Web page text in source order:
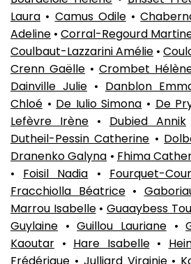
Laura • Camus Odile•
Adeline • Corral-Regourd
Coulbaut-Lazzarini Amélie •
Crenn Gaëlle • Crombet
Dainville Julie • Danblon
Chloé • De Iulio Simona • De
Lefèvre Irène • Dubied Annik
Dutheil-Pessin Catherine •
Dranenko Galyna • Fhima
• Foisil Nadia • Fourquet-
Fracchiolla Béatrice•
Marrou Isabelle•Guaaybess
Guylaine •Guillou Lauriane•
Kaoutar • Hare Isabelle•